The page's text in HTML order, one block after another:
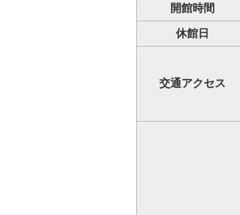
開館時間
休館日
交通アクセス